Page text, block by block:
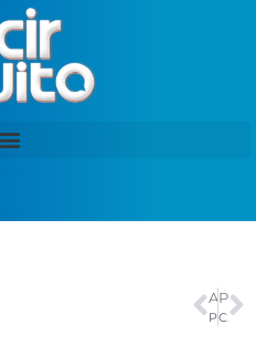
ANTERIOR
Projeto de turismo em favelas do Rio prepara rota especial para a Copa
PRÓXIMO
Coreia do Sul vence República Tcheca de virada